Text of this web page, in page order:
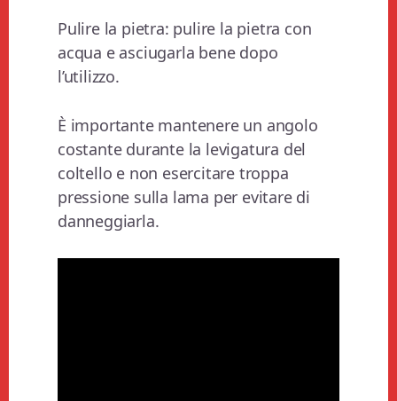
Pulire la pietra: pulire la pietra con
acqua e asciugarla bene dopo
l’utilizzo.
È importante mantenere un angolo
costante durante la levigatura del
coltello e non esercitare troppa
pressione sulla lama per evitare di
danneggiarla.